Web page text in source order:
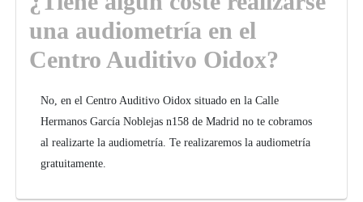
una audiometría en el
Centro Auditivo Oidox?
No, en el Centro Auditivo Oidox situado en la Calle
Hermanos García Noblejas n158 de Madrid no te cobramos
al realizarte la audiometría. Te realizaremos la audiometría
gratuitamente.